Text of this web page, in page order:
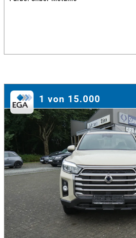
1 von 15.000